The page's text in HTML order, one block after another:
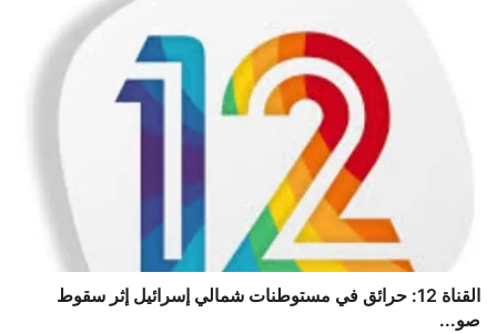
القناة 12: حرائق في مستوطنات شمالي ‎إسرائيل إثر سقوط
صو...